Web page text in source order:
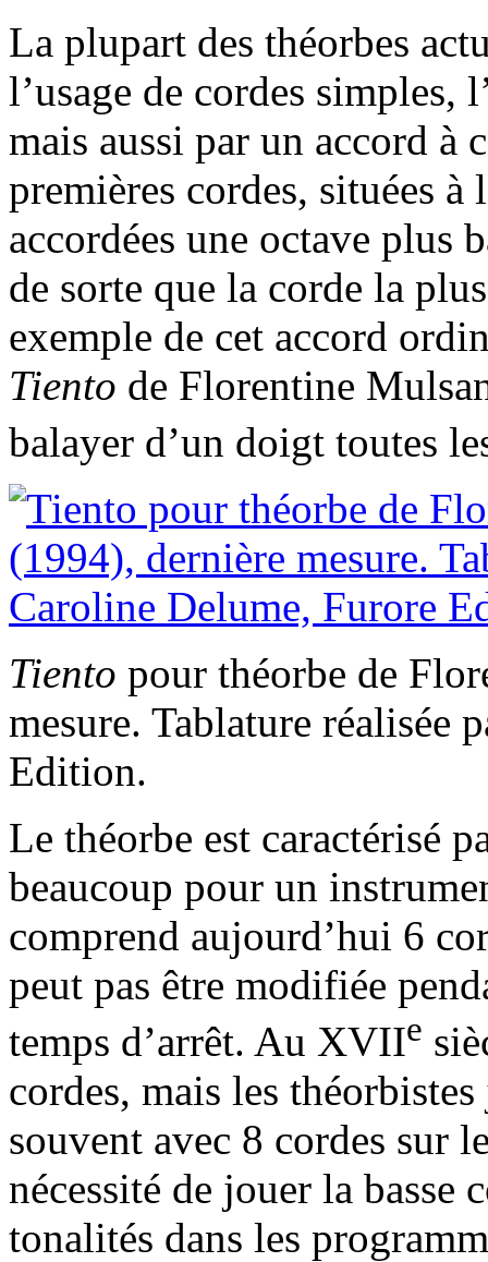
La plupart des théorbes
l’usage de cordes simples,
mais aussi par un accord à
premières cordes, situées à
accordées une octave plus
de sorte que la corde la
exemple de cet accord
Tiento de Florentine
balayer d’un doigt toutes
Tiento pour théorbe de
mesure. Tablature réalisée
Edition.
Le théorbe est caractérisé
beaucoup pour un
comprend aujourd’hui 6
peut pas être modifiée
temps d’arrêt. Au XVIIe
cordes, mais les
souvent avec 8 cordes sur
nécessité de jouer la basse
tonalités dans les